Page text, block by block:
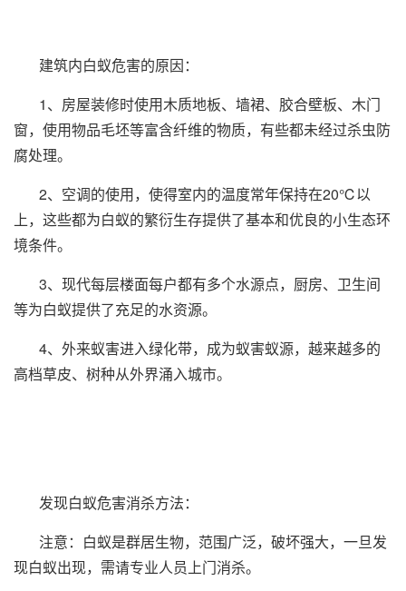
建筑内白蚁危害的原因：
1、房屋装修时使用木质地板、墙裙、胶合壁板、木门
窗，使用物品毛坯等富含纤维的物质，有些都未经过杀虫防
腐处理。
2、空调的使用，使得室内的温度常年保持在20℃以
上，这些都为白蚁的繁衍生存提供了基本和优良的小生态环
境条件。
3、现代每层楼面每户都有多个水源点，厨房、卫生间
等为白蚁提供了充足的水资源。
4、外来蚁害进入绿化带，成为蚁害蚁源，越来越多的
高档草皮、树种从外界涌入城市。
发现白蚁危害消杀方法：
注意：白蚁是群居生物，范围广泛，破坏强大，一旦发
现白蚁出现，需请专业人员上门消杀。